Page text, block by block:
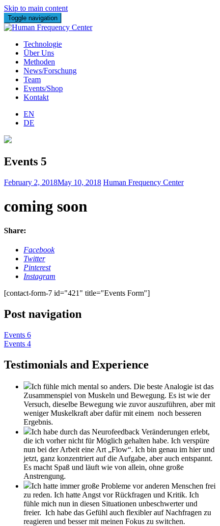
Skip to main content
Toggle navigation
Technologie
Über Uns
Methoden
News/Forschung
Team
Events/Shop
Kontakt
EN
DE
Events 5
February 2, 2018May 10, 2018 Human Frequency Center
coming soon
Share:
Facebook
Twitter
Pinterest
Instagram
[contact-form-7 id="421" title="Events Form"]
Post navigation
Events 6
Events 4
Testimonials and Experience
Ich fühle mich mental so anders. Die beste Analogie ist das
Zusammenspiel von Muskeln und Bewegung. Es ist wie der
Versuch, dieselbe Bewegung wie zuvor auszuführen, aber mit
weniger Muskelkraft aber dafür mit einem noch besseren
Ergebnis.
Ich habe durch das Neurofeedback Veränderungen erlebt,
die ich vorher nicht für Möglich gehalten habe. Ich verspüre
nun bei der Arbeit eine Art „Flow“. Ich bin genau im hier und
jetzt, ganz konzentriert auf die Aufgabe, aber auch entspannt.
Es macht Spaß und läuft wie von allein, ohne große
Anstrengung.
Ich hatte immer große Probleme vor anderen Menschen frei
zu reden. Ich hatte Angst vor Rückfragen und Kritik. Ich
fühle mich nun in diesen Situationen unbeschwerter und
freier. Ich habe das Gefühl auch flexibler auf Nachfragen zu
reagieren und besser mit meinen Fokus zu switchen.